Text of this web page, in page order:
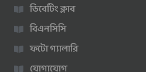
ডিবেটিং ক্লাব
বিএনসিসি
ফটো গ্যালারি
যোগাযোগ